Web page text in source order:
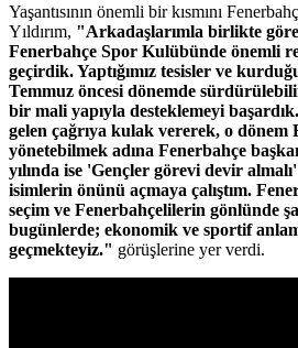
Yaşantısının önemli bir kısmını
Yıldırım, "Arkadaşlarımla birlikte
Fenerbahçe Spor Kulübünde önemli
geçirdik. Yaptığımız tesisler ve
Temmuz öncesi dönemde
bir mali yapıyla desteklemeyi
gelen çağrıya kulak vererek, o
yönetebilmek adına Fenerbahçe
yılında ise 'Gençler görevi devir
isimlerin önünü açmaya çalıştım.
seçim ve Fenerbahçelilerin gönlünde
bugünlerde; ekonomik ve sportif
geçmekteyiz." görüşlerine yer verdi.